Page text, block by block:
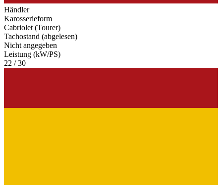
Händler
Karosserieform
Cabriolet (Tourer)
Tachostand (abgelesen)
Nicht angegeben
Leistung (kW/PS)
22 / 30